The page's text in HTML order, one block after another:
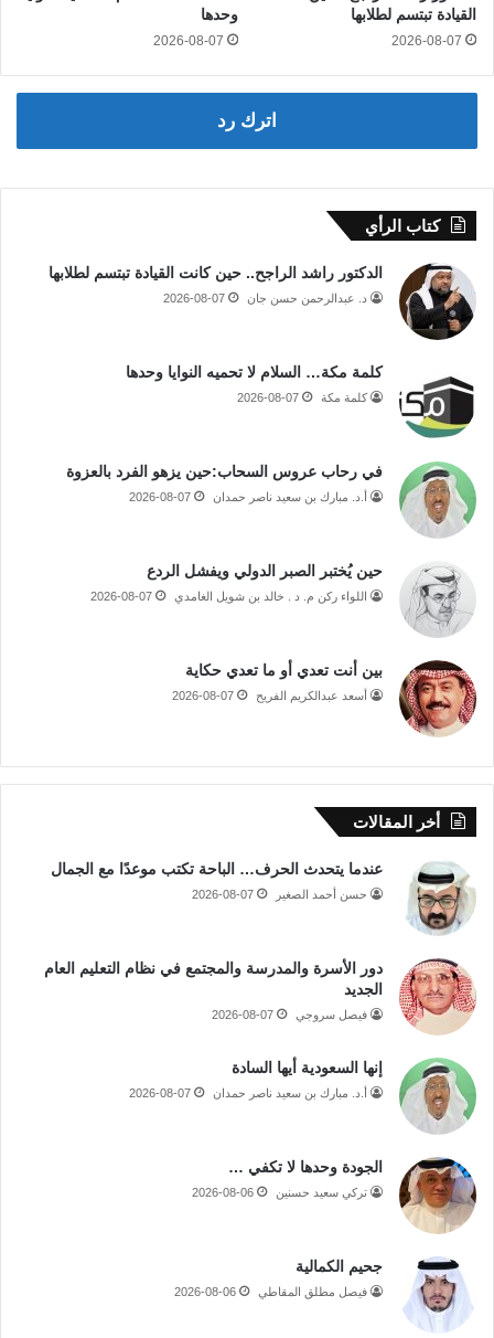
القيادة تبتسم لطلابها
2026-08-07
وحدها
2026-08-07
اترك رد
كتاب الرأي
الدكتور راشد الراجح.. حين كانت القيادة تبتسم لطلابها
د. عبدالرحمن حسن جان 2026-08-07
كلمة مكة… السلام لا تحميه النوايا وحدها
كلمة مكة 2026-08-07
في رحاب عروس السحاب:حين يزهو الفرد بالعزوة
أ.د. مبارك بن سعيد ناصر حمدان 2026-08-07
حين يُختبر الصبر الدولي ويفشل الردع
اللواء ركن م. د . خالد بن شويل الغامدي 2026-08-07
بين أنت تعدي أو ما تعدي حكاية
أسعد عبدالكريم الفريح 2026-08-07
أخر المقالات
عندما يتحدث الحرف… الباحة تكتب موعدًا مع الجمال
حسن أحمد الصغير 2026-08-07
دور الأسرة والمدرسة والمجتمع في نظام التعليم العام
الجديد
فيصل سروجي 2026-08-07
إنها السعودية أيها السادة
أ.د. مبارك بن سعيد ناصر حمدان 2026-08-07
الجودة وحدها لا تكفي …
تركي سعيد حسنين 2026-08-06
جحيم الكمالية
فيصل مطلق المقاطي 2026-08-06